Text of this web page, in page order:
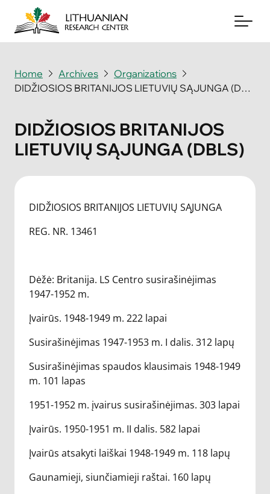
About
Archives
Periodicals
Books
News & Events
Support Us
Home Archives
Organizations
DIDŽIOSIOS BRITANIJOS LIETUVIŲ SĄJUNGA (DBLS)
DIDŽIOSIOS BRITANIJOS
LIETUVIŲ SĄJUNGA (DBLS)
DIDŽIOSIOS BRITANIJOS LIETUVIŲ SĄJUNGA
REG. NR. 13461
Dėžė: Britanija. LS Centro susirašinėjimas
1947-1952 m.
Įvairūs. 1948-1949 m. 222 lapai
Susirašinėjimas 1947-1953 m. I dalis. 312 lapų
Susirašinėjimas spaudos klausimais 1948-1949
m. 101 lapas
1951-1952 m. įvairus susirašinėjimas. 303 lapai
Įvairūs. 1950-1951 m. II dalis. 582 lapai
Įvairūs atsakyti laiškai 1948-1949 m. 118 lapų
Gaunamieji, siunčiamieji raštai. 160 lapų